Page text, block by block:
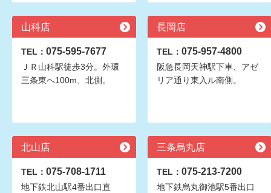
山科店
TEL： 075-595-7677
ＪＲ山科駅徒歩3分。外環
三条東へ100m、北側。
長岡店
TEL： 075-957-4800
阪急長岡天神駅下車、アゼ
リア通り東入ル南側。
北山店
TEL： 075-708-1711
地下鉄北山駅4番出口直
三条烏丸店
TEL： 075-213-7200
地下鉄烏丸御池駅5番出口